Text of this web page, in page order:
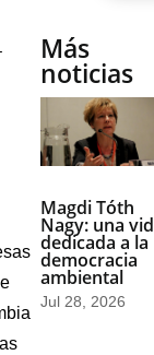
Más
noticias
Magdi Tóth
Nagy: una
dedicada a la
democracia
ambiental
Jul 28, 2026